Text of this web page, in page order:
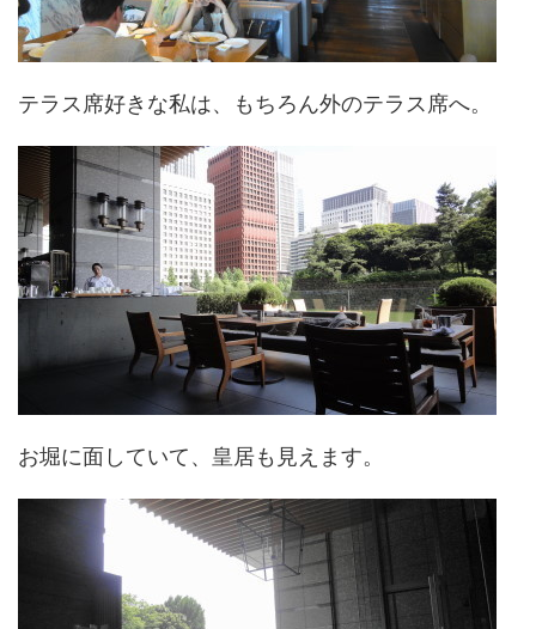
テラス席好きな私は、もちろん外のテラス席へ。
お堀に面していて、皇居も見えます。